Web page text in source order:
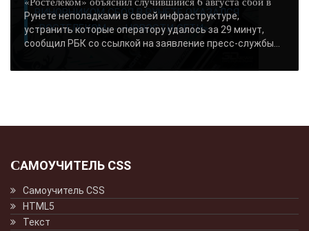
ВИНОВНИКОМ СБОЯ В РУНЕТЕ ОКАЗАЛСЯ
«РОСТЕЛЕКОМ» - «НОВОСТИ СЕТИ»..
Рунете неполадками в своей инфраструктуре,
устранить которые оператору удалось за 29 минут,
сообщил РБК со ссылкой на заявление пресс-службы...
САМОУЧИТЕЛЬ CSS
Самоучитель CSS
HTML5
Текст